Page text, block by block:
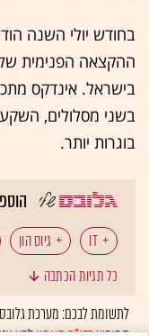
בחודש יולי השנה
ההקצאה הפנימית
בישראל. אינדקס
בשני מסלולים,
בוגרות יותר.
IT גיוס הון
כל תגיות הכתבה
לתשומת לבכם: מערכת גלובס